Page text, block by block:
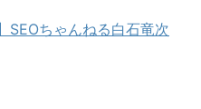
SEOちゃんねる白石竜次